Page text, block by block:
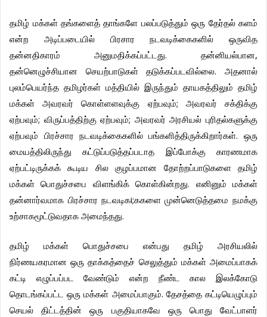
தமிழ் மக்கள் தங்களைத் தாங்களே பலப்படுத்தும் ஒரு தேர்தல் களம்
என்ற
அடிப்படையில் பிரசார நடவடிக்கைகளில்
ஒருவித
தன்னதிகாரம்
அனுமதிக்கப்பட்டது. தன்னியல்பான,
தன்னெழுச்சியான செயற்பாடுகள் தடுக்கப்படவில்லை.
அதனால்
புலம்பெயர்ந்த தமிழர்கள் மத்தியில் இருந்தும் தாயகத்திலும் தமிழ்
மக்கள்
அவரவர் கொள்ளளவுக்கு ஏற்பவும்; அவரவர்
சக்திக்கு
ஏற்பவும்; விருப்பத்திற்கு ஏற்பவும்; அவரவர் அரசியல் புரிதல்களுக்கு
ஏற்பவும்
பிரச்சார நடவடிக்கைகளில் பங்களித்திருக்கிறார்கள்.
ஒரு
மையத்திலிருந்து
கட்டுப்படுத்தப்படாத இப்போக்கு
காரணமாக
ஏற்பட்டிருக்கக்
கூடிய சில குழப்பமான தோற்றப்பாடுகளை
தமிழ்
மக்கள்
பொதுச்சபை விளங்கிக் கொள்கின்றது. எனினும்
மக்கள்
தன்னார்வமாக பிரச்சார நடவடிகi;ககளை முன்னெடுத்தமை நமக்கு
உற்சாகமூட்டுவதாக அமைந்தது.
தமிழ் மக்கள் பொதுச்சபை என்பது தமிழ்
அரசியலில்
நிர்ணயகரமான ஒரு தாக்கத்தைச் செலுத்தும் மக்கள் அமைப்பாகக்
கட்டி
எழுப்பப்பட வேண்டும் என்ற நீண்ட கால
இலக்கோடு
தொடங்கப்பட்ட
ஒரு மக்கள் அமைப்பாகும். தேசத்தை கட்டியெழுப்பும்
செயல்
திட்டத்தின் ஒரு பகுதியாகவே ஒரு பொது வேட்பாளர்